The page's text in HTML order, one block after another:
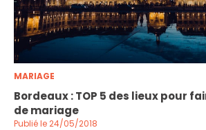
MARIAGE
Bordeaux : TOP 5 des lieux pour
de mariage
Publié le 24/05/2018